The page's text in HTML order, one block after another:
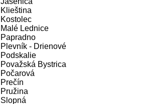
Klieština
Kostolec
Malé Lednice
Papradno
Plevník - Drienové
Podskalie
Považská Bystrica
Počarová
Prečín
Pružina
Slopná